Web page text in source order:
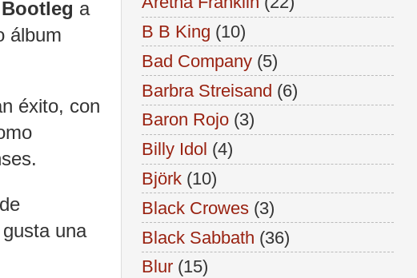
Bootleg a
álbum
éxito, con
una
B B King (10)
Bad Company (5)
Barbra Streisand (6)
Baron Rojo (3)
Billy Idol (4)
Björk (10)
Black Crowes (3)
Black Sabbath (36)
Blur (15)